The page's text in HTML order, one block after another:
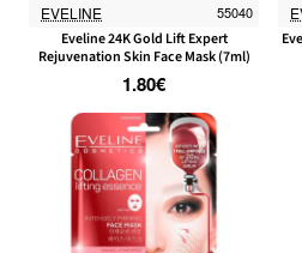
EVELINE 55040
Eveline 24K Gold Lift Expert
Rejuvenation Skin Face Mask (7ml)
1.80€